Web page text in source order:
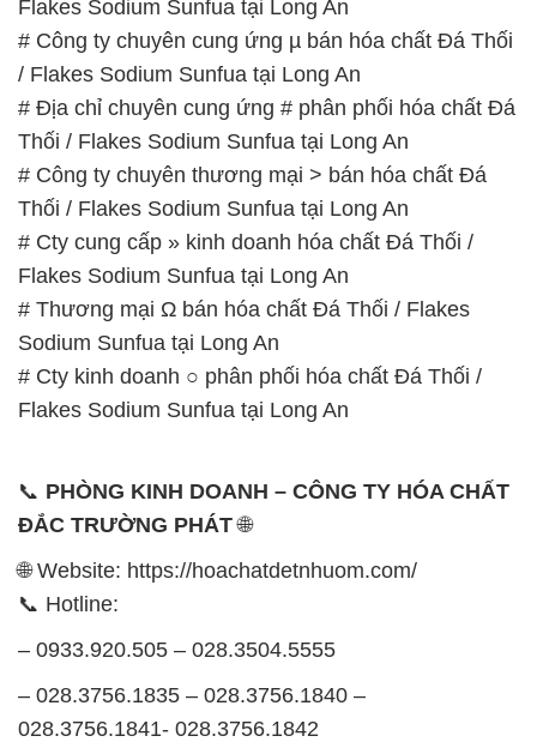
# Thương mại Ω bán hóa chất Đá Thối / Flakes
Sodium Sunfua tại Long An
# Cty kinh doanh ○ phân phối hóa chất Đá Thối /
Flakes Sodium Sunfua tại Long An
📞 PHÒNG KINH DOANH – CÔNG TY HÓA CHẤT
ĐẮC TRƯỜNG PHÁT
🌐
🌐 Website: https://hoachatdetnhuom.com/
📞 Hotline:
– 0933.920.505 – 028.3504.5555
– 028.3756.1835 – 028.3756.1840 –
– 0932.660.696 – 0901.326.566 – 0906.387.866 –
0902.765.866
📧 Email: hoachat@dactruongphat.vn
GIỜ LÀM VIỆC TẠI CÔNG TY HÓA CHẤT ĐẮC
TRƯỜNG PHÁT
Thời gian làm việctại Hóa Chất Đắc Trường Phát
được tổ chức như sau: